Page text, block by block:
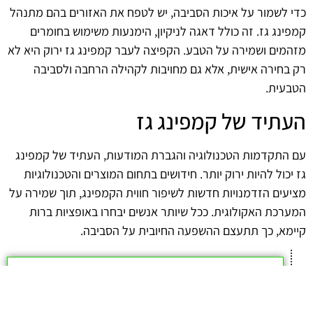
כדי לשמור על איכות הסביבה, יש לטפח את האזורים בהם מתנהל
קמפינג גז. זה כולל דאגה לניקיון, הימנעות משימוש בחומרים
מזהמים ושמירה על הטבע. הקפיצה לעבר קמפינג גז ירוק היא לא
רק בחירה אישית, אלא גם מחויבות לקהילה הרחבה ולסביבה
הטבעית.
העתיד של קמפינג גז
עם התקדמות הטכנולוגיה והגברת המודעות, העתיד של קמפינג
גז יכול להיות ירוק יותר. חידושים בתחום המוצרים והטכנולוגיות
מציעים הזדמנויות חדשות לשיפור חווית הקמפינג, תוך שמירה על
המערכת האקולוגית. ככל שיותר אנשים יבחרו באופציות ברות
קיימא, כך תתעצם ההשפעה החיובית על הסביבה.